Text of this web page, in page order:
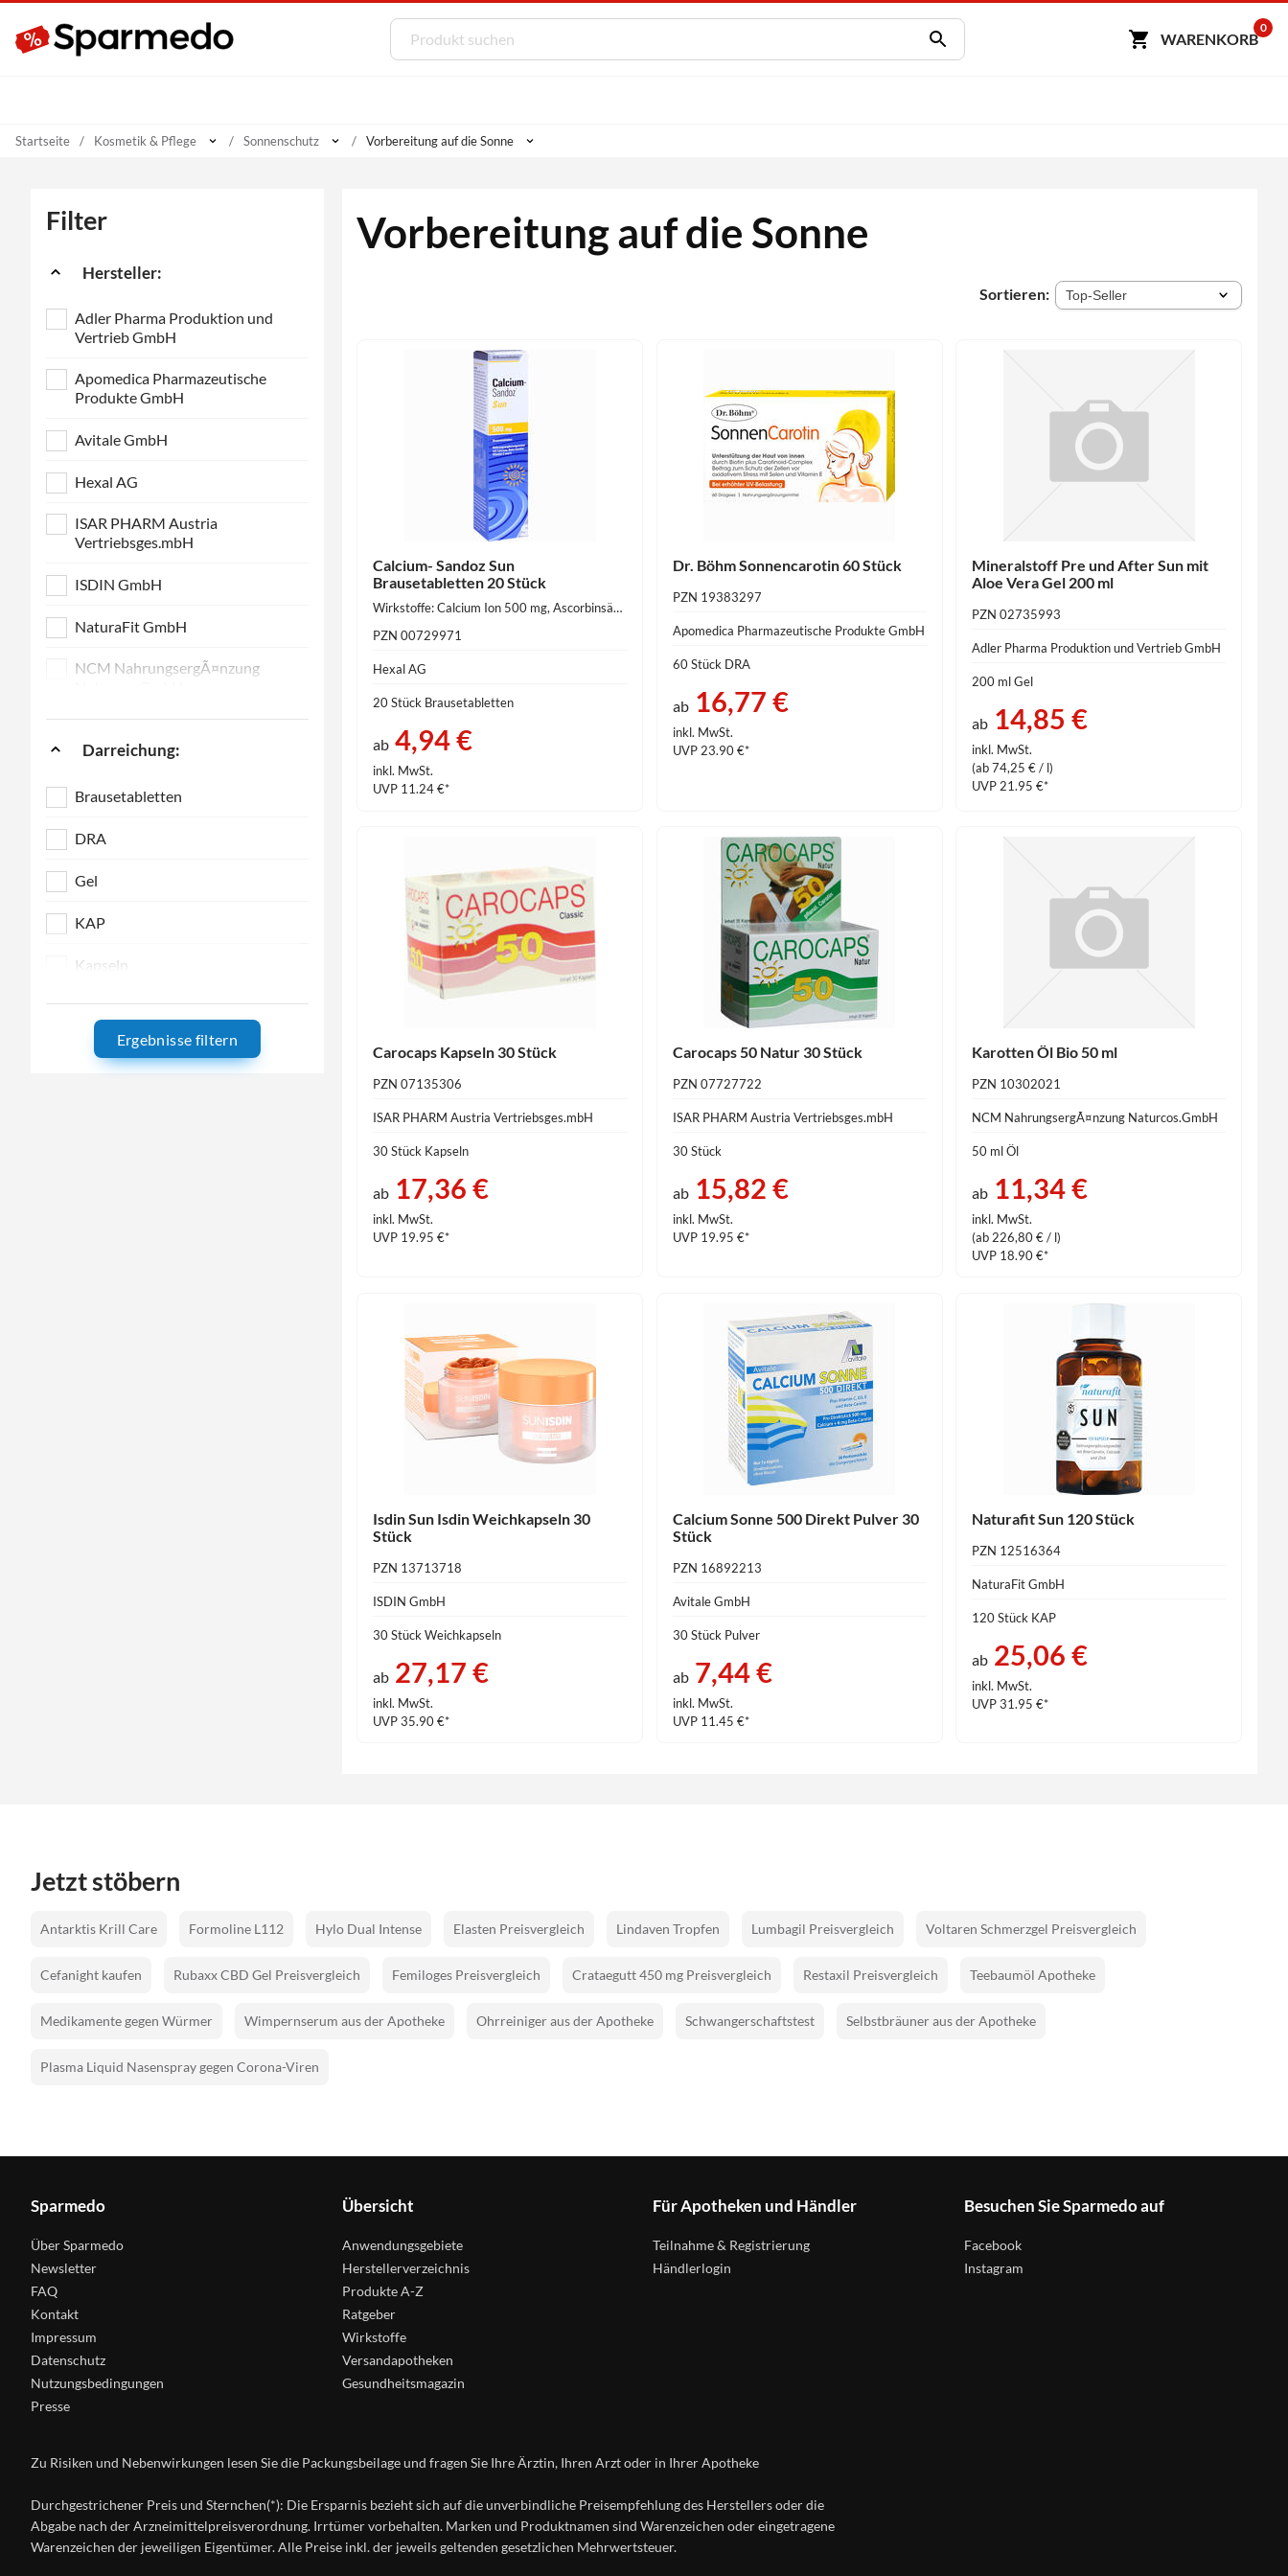
WARENKORB
0
Startseite Kosmetik & Pflege Sonnenschutz Vorbereitung auf die Sonne
Filter
Hersteller:
Adler Pharma Produktion und
Vertrieb GmbH
Apomedica Pharmazeutische
Produkte GmbH
Avitale GmbH
Hexal AG
ISAR PHARM Austria
Vertriebsges.mbH
ISDIN GmbH
NaturaFit GmbH
NCM NahrungsergÃ¤nzung
Darreichung:
Brausetabletten
DRA
Gel
KAP
Kapseln
Öl
Pulver
Ergebnisse filtern
Vorbereitung auf die Sonne
Sortieren:
Calcium- Sandoz Sun
Brausetabletten 20 Stück
Wirkstoffe: Calcium Ion 500 mg, Ascorbinsäure 60 mg, alpha-Tocopherol 10 mg, Betacaroten 4.8 mg, Apfelsinen Aroma
PZN 00729971
Hexal AG
20 Stück Brausetabletten
ab 4,94 €
inkl. MwSt.
UVP 11.24 €*
Dr. Böhm Sonnencarotin 60 Stück
PZN 19383297
Apomedica Pharmazeutische Produkte GmbH
60 Stück DRA
ab16,77 €
inkl. MwSt.
UVP 23.90 €*
Mineralstoff Pre und After Sun mit
Aloe Vera Gel 200 ml
PZN 02735993
Adler Pharma Produktion und Vertrieb GmbH
200 ml Gel
ab 14,85 €
inkl. MwSt.
(ab 74,25 € / l)
UVP 21.95 €*
Carocaps Kapseln 30 Stück
PZN 07135306
ISAR PHARM Austria Vertriebsges.mbH
30 Stück Kapseln
ab 17,36 €
inkl. MwSt.
UVP 19.95 €*
Carocaps 50 Natur 30 Stück
PZN 07727722
ISAR PHARM Austria Vertriebsges.mbH
30 Stück
ab15,82 €
inkl. MwSt.
UVP 19.95 €*
Karotten Öl Bio 50 ml
PZN 10302021
NCM NahrungsergÃ¤nzung Naturcos.GmbH
50 ml Öl
ab 11,34 €
inkl. MwSt.
(ab 226,80 € / l)
UVP 18.90 €*
Isdin Sun Isdin Weichkapseln 30
Stück
PZN 13713718
ISDIN GmbH
30 Stück Weichkapseln
ab 27,17 €
inkl. MwSt.
UVP 35.90 €*
Calcium Sonne 500 Direkt Pulver 30
Stück
PZN 16892213
Avitale GmbH
30 Stück Pulver
ab7,44 €
inkl. MwSt.
UVP 11.45 €*
Naturafit Sun 120 Stück
PZN 12516364
NaturaFit GmbH
120 Stück KAP
ab 25,06 €
inkl. MwSt.
UVP 31.95 €*
Jetzt stöbern
Antarktis Krill Care Formoline L112 Hylo Dual Intense Elasten Preisvergleich Lindaven Tropfen Lumbagil Preisvergleich Voltaren Schmerzgel Preisvergleich
Cefanight kaufen Rubaxx CBD Gel Preisvergleich Femiloges Preisvergleich Crataegutt 450 mg Preisvergleich Restaxil Preisvergleich Teebaumöl Apotheke
Medikamente gegen Würmer Wimpernserum aus der Apotheke Ohrreiniger aus der Apotheke Schwangerschaftstest Selbstbräuner aus der Apotheke
Plasma Liquid Nasenspray gegen Corona-Viren
Sparmedo
Über Sparmedo
Newsletter
FAQ
Kontakt
Impressum
Datenschutz
Nutzungsbedingungen
Presse
Übersicht
Anwendungsgebiete
Herstellerverzeichnis
Produkte A-Z
Ratgeber
Wirkstoffe
Versandapotheken
Gesundheitsmagazin
Für Apotheken und Händler
Teilnahme & Registrierung
Händlerlogin
Besuchen Sie Sparmedo auf
Facebook
Instagram
Zu Risiken und Nebenwirkungen lesen Sie die Packungsbeilage und fragen Sie Ihre Ärztin, Ihren Arzt oder in Ihrer Apotheke
Durchgestrichener Preis und Sternchen(*): Die Ersparnis bezieht sich auf die unverbindliche Preisempfehlung des Herstellers oder die
Abgabe nach der Arzneimittelpreisverordnung. Irrtümer vorbehalten. Marken und Produktnamen sind Warenzeichen oder eingetragene
Warenzeichen der jeweiligen Eigentümer. Alle Preise inkl. der jeweils geltenden gesetzlichen Mehrwertsteuer.